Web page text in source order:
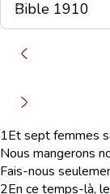
1Et sept femmes
Nous mangerons
Fais-nous
2En ce temps-là,